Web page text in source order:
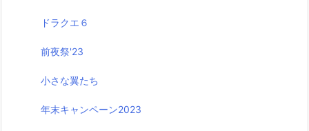
ドラクエ６
前夜祭'23
小さな翼たち
年末キャンペーン2023